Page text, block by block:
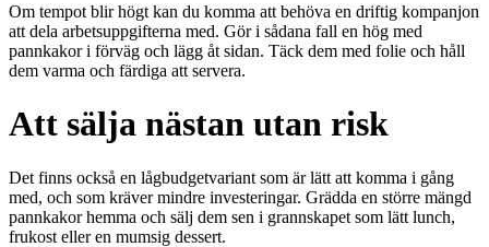
Om tempot blir högt kan du komma att behöva en driftig kompanjon
att dela arbetsuppgifterna med. Gör i sådana fall en hög med
pannkakor i förväg och lägg åt sidan. Täck dem med folie och håll
dem varma och färdiga att servera.
Att sälja nästan utan risk
Det finns också en lågbudgetvariant som är lätt att komma i gång
med, och som kräver mindre investeringar. Grädda en större mängd
pannkakor hemma och sälj dem sen i grannskapet som lätt lunch,
frukost eller en mumsig dessert.